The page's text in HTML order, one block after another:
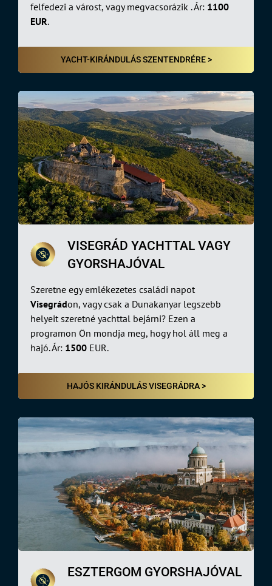
felfedezi a várost, vagy megvacsorázik . Ár: 1100
EUR.
YACHT-KIRÁNDULÁS SZENTENDRÉRE >
VISEGRÁD YACHTTAL VAGY
GYORSHAJÓVAL
Szeretne egy emlékezetes családi napot
Visegrádon, vagy csak a Dunakanyar legszebb
helyeit szeretné yachttal bejárni? Ezen a
programon Ön mondja meg, hogy hol áll meg a
hajó. Ár: 1500 EUR.
HAJÓS KIRÁNDULÁS VISEGRÁDRA >
ESZTERGOM GYORSHAJÓVAL